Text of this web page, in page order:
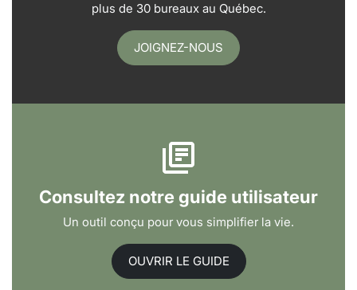
plus de 30 bureaux au Québec.
JOIGNEZ-NOUS
Consultez notre guide utilisateur
Un outil conçu pour vous simplifier la vie.
OUVRIR LE GUIDE